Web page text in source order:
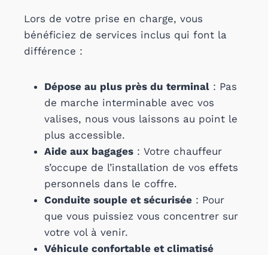
Lors de votre prise en charge, vous
bénéficiez de services inclus qui font la
différence :
Dépose au plus près du terminal : Pas
de marche interminable avec vos
valises, nous vous laissons au point le
plus accessible.
Aide aux bagages : Votre chauffeur
s’occupe de l’installation de vos effets
personnels dans le coffre.
Conduite souple et sécurisée : Pour
que vous puissiez vous concentrer sur
votre vol à venir.
Véhicule confortable et climatisé